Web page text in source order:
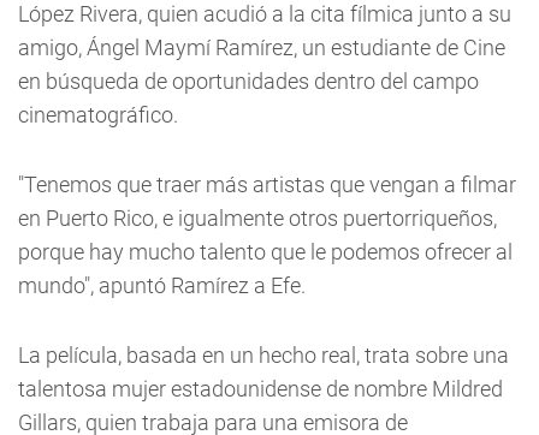
López Rivera, quien acudió a la cita fílmica junto a su
amigo, Ángel Maymí Ramírez, un estudiante de Cine
en búsqueda de oportunidades dentro del campo
cinematográfico.
"Tenemos que traer más artistas que vengan a filmar
en Puerto Rico, e igualmente otros puertorriqueños,
porque hay mucho talento que le podemos ofrecer al
mundo", apuntó Ramírez a Efe.
La película, basada en un hecho real, trata sobre una
talentosa mujer estadounidense de nombre Mildred
Gillars, quien trabaja para una emisora de